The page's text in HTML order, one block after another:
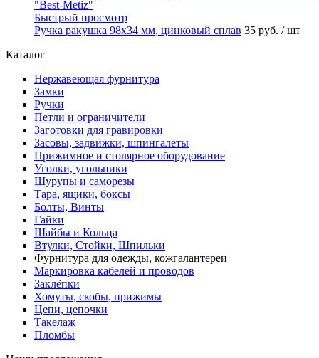
Быстрый просмотр
Ручка ракушка 98x34 мм, цинковый сплав 35 руб. / шт
Каталог
Нержавеющая фурнитура
Замки
Ручки
Петли и ограничители
Заготовки для гравировки
Засовы, задвижки, шпингалеты
Прижимное и столярное оборудование
Уголки, угольники
Шурупы и саморезы
Тара, ящики, боксы
Болты, Винты
Гайки
Шайбы и Кольца
Втулки, Стойки, Шпильки
Фурнитура для одежды, кожгалантереи
Маркировка кабелей и проводов
Заклёпки
Хомуты, скобы, прижимы
Цепи, цепочки
Такелаж
Пломбы